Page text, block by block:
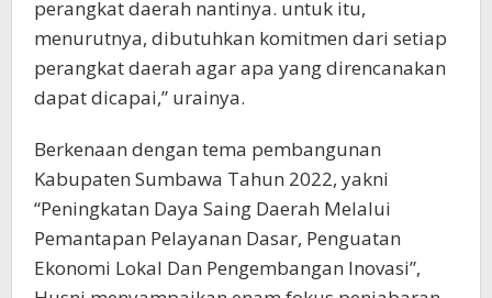
perangkat daerah nantinya. untuk itu,
menurutnya, dibutuhkan komitmen dari setiap
perangkat daerah agar apa yang direncanakan
dapat dicapai,” urainya.
Berkenaan dengan tema pembangunan
Kabupaten Sumbawa Tahun 2022, yakni
“Peningkatan Daya Saing Daerah Melalui
Pemantapan Pelayanan Dasar, Penguatan
Ekonomi Lokal Dan Pengembangan Inovasi”,